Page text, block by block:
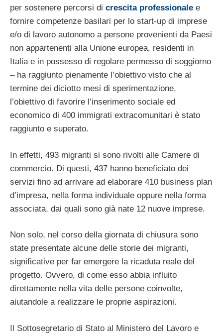
per sostenere percorsi di crescita professionale e
fornire competenze basilari per lo start-up di imprese
e/o di lavoro autonomo a persone provenienti da Paesi
non appartenenti alla Unione europea, residenti in
Italia e in possesso di regolare permesso di soggiorno
– ha raggiunto pienamente l’obiettivo visto che al
termine dei diciotto mesi di sperimentazione,
l’obiettivo di favorire l’inserimento sociale ed
economico di 400 immigrati extracomunitari è stato
raggiunto e superato.
In effetti, 493 migranti si sono rivolti alle Camere di
commercio. Di questi, 437 hanno beneficiato dei
servizi fino ad arrivare ad elaborare 410 business plan
d’impresa, nella forma individuale oppure nella forma
associata, dai quali sono già nate 12 nuove imprese.
Non solo, nel corso della giornata di chiusura sono
state presentate alcune delle storie dei migranti,
significative per far emergere la ricaduta reale del
progetto. Ovvero, di come esso abbia influito
direttamente nella vita delle persone coinvolte,
aiutandole a realizzare le proprie aspirazioni.
Il Sottosegretario di Stato al Ministero del Lavoro e